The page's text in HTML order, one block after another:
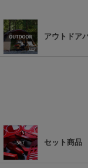
アウトドア
セット商品